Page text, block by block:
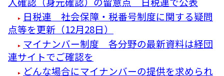
日税連 社会保障・税番号制度に関する疑問
点等を更新（12月28日）
マイナンバー制度 各分野の最新資料は経団
連サイトでご確認を
どんな場合にマイナンバーの提供を求められ